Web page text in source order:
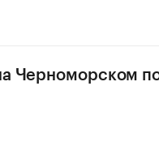
Черноморском